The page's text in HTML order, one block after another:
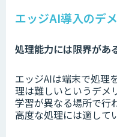
エッジAI導入のデ
処理能力には限界があ
エッジAIは端末で処理
理は難しいというデメ
学習が異なる場所で行
高度な処理には適して